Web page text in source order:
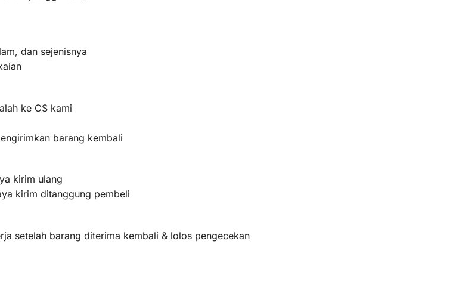
dan sejenisnya
ke CS kami
barang kembali
kirim ulang
kirim ditanggung pembeli
setelah barang diterima kembali & lolos pengecekan